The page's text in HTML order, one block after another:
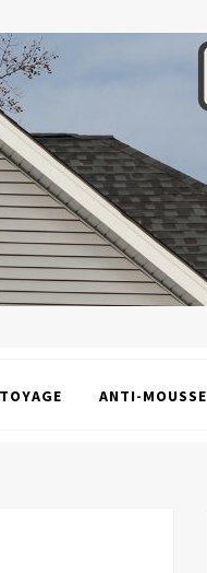
ANTI-MOUSSE